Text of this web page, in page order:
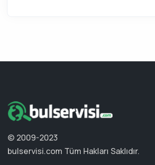
© 2009-2023
bulservisi.com Tüm Hakları Saklıdır.